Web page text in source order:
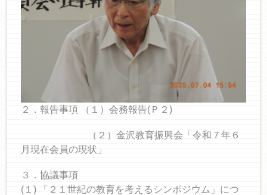
２．報告事項 （１）会務報告(Ｐ２)
（２）金沢教育振興会「令和７年６
月現在会員の現状」
３．協議事項
(１) 「２１世紀の教育を考えるシンポジウム」につ